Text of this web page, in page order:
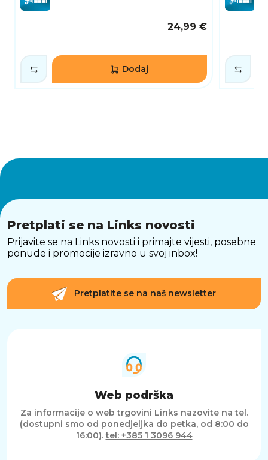
24,99 €
Dodaj
Pretplati se na Links novosti
Prijavite se na Links novosti i primajte vijesti, posebne
ponude i promocije izravno u svoj inbox!
Pretplatite se na naš newsletter
Web podrška
Za informacije o web trgovini Links nazovite na tel.
(dostupni smo od ponedjeljka do petka, od 8:00 do
16:00).tel: +385 1 3096 944